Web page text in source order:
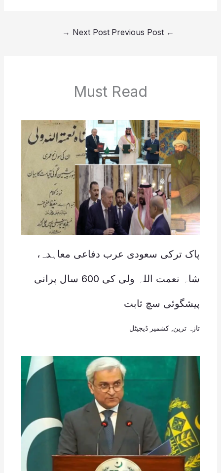
←
Next Post
→
Must Read
پاک ترکی سعودی عرب دفاعی معاہدہ،
شاہ نعمت اللہ ولی کی 600 سال پرانی
پیشگوئی سچ ثابت
تازہ ترین کشمیر ڈیجیٹل